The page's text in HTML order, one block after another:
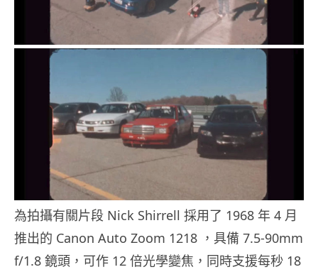
為拍攝有關片段 Nick Shirrell 採用了 1968 年 4 月
推出的 Canon Auto Zoom 1218 ，具備 7.5-90mm
f/1.8 鏡頭，可作 12 倍光學變焦，同時支援每秒 18